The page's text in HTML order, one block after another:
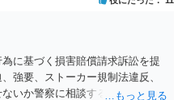
に基づく損害賠償請求訴訟を提
強要、ストーカー規制法違反、
いか警察に相談することが考え